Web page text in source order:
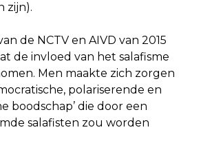
zijn).
de NCTV en AIVD van 2015
de invloed van het salafisme
Men maakte zich zorgen
polariserende en
boodschap’ die door een
salafisten zou worden